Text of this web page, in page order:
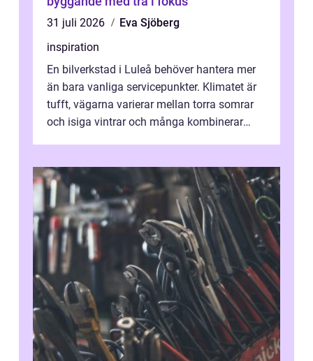
31 juli 2026
Eva Sjöberg
inspiration
En bilverkstad i Luleå behöver hantera mer
än bara vanliga servicepunkter. Klimatet är
tufft, vägarna varierar mellan torra somrar
och isiga vintrar och många kombinerar